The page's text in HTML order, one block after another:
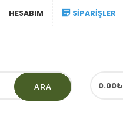
HESABIM SIPARIŞLER
ARA 0.00₺